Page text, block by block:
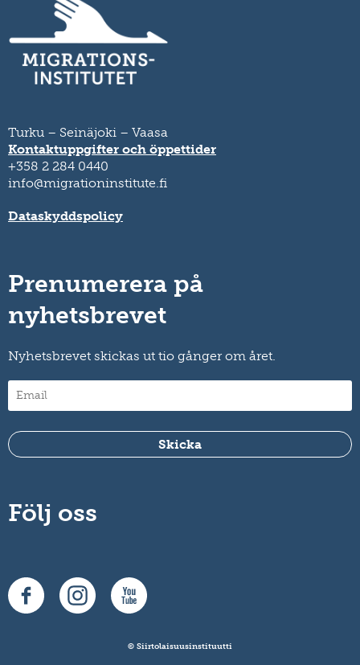
Turku – Seinäjoki – Vaasa
Kontaktuppgifter och öppettider
+358 2 284 0440
info@migrationinstitute.fi
Dataskyddspolicy
Prenumerera på
nyhetsbrevet
Nyhetsbrevet skickas ut tio gånger om året.
Följ oss
© Siirtolaisuusinstituutti